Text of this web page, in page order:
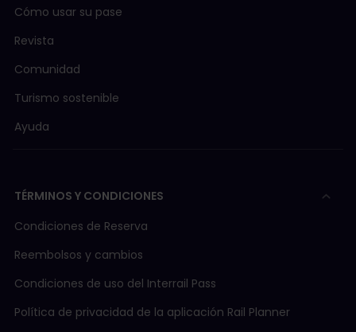
Cómo usar su pase
Revista
Comunidad
Turismo sostenible
Ayuda
TÉRMINOS Y CONDICIONES
Condiciones de Reserva
Reembolsos y cambios
Condiciones de uso del Interrail Pass
Política de privacidad de la aplicación Rail Planner